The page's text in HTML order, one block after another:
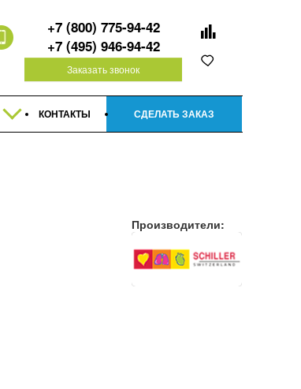
+7 (800) 775-94-42
+7 (495) 946-94-42
Заказать звонок
КОНТАКТЫ СДЕЛАТЬ ЗАКАЗ
Производители: